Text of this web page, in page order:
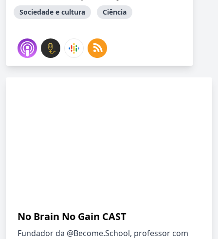
Sociedade e cultura Ciência
No Brain No Gain CAST
Fundador da @Become.School, professor com